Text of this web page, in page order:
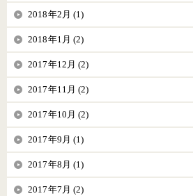
2018年2月 (1)
2018年1月 (2)
2017年12月 (2)
2017年11月 (2)
2017年10月 (2)
2017年9月 (1)
2017年8月 (1)
2017年7月 (2)